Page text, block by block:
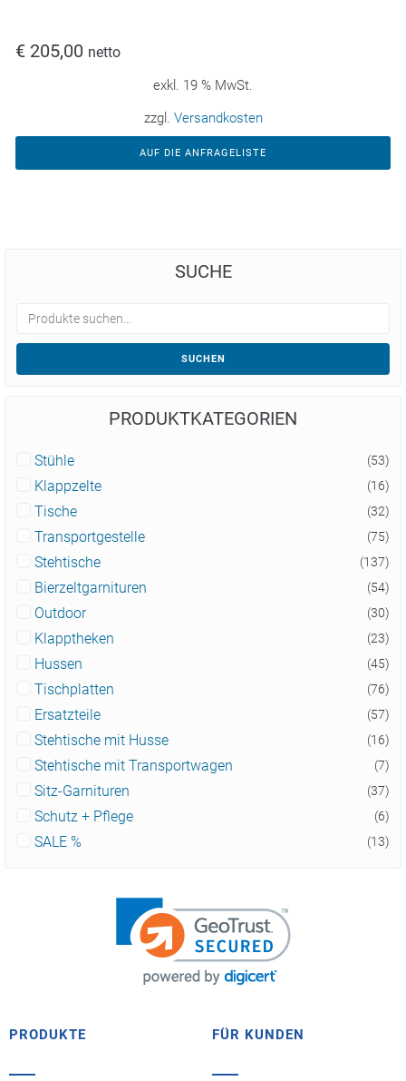
€ 205,00 netto
exkl. 19 % MwSt.
zzgl. Versandkosten
AUF DIE ANFRAGELISTE
SUCHE
SUCHEN
PRODUKTKATEGORIEN
Stühle (53)
Klappzelte (16)
Tische (32)
Transportgestelle (75)
Stehtische (137)
Bierzeltgarnituren (54)
Outdoor (30)
Klapptheken (23)
Hussen (45)
Tischplatten (76)
Ersatzteile (57)
Stehtische mit Husse (16)
Stehtische mit Transportwagen (7)
Sitz-Garnituren (37)
Schutz + Pflege (6)
SALE % (13)
PRODUKTE FÜR KUNDEN